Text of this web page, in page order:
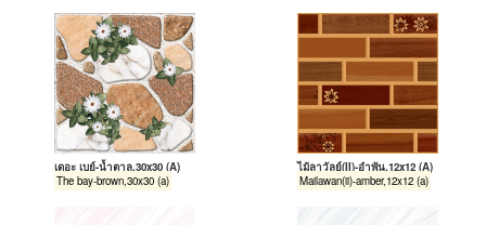
เดอะ เบย์-น้ำตาล,30x30 (A)
The bay-brown,30x30 (a)
ไม้ลาวัลย์(II)-อำพัน,12x12 (A)
Mailawan(ii)-amber,12x12 (a)